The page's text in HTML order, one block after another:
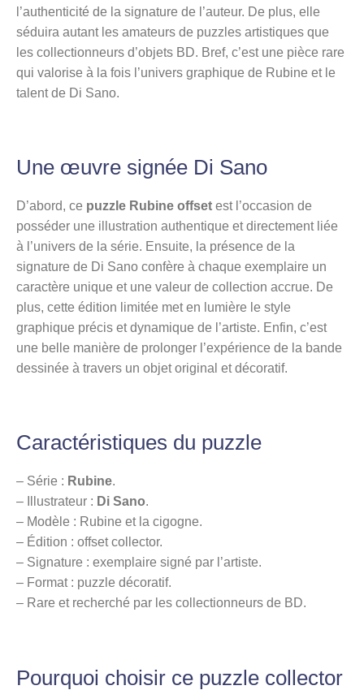
l’authenticité de la signature de l’auteur. De plus, elle
séduira autant les amateurs de puzzles artistiques que
les collectionneurs d’objets BD. Bref, c’est une pièce rare
qui valorise à la fois l’univers graphique de Rubine et le
talent de Di Sano.
Une œuvre signée Di Sano
D’abord, ce puzzle Rubine offset est l’occasion de
posséder une illustration authentique et directement liée
à l’univers de la série. Ensuite, la présence de la
signature de Di Sano confère à chaque exemplaire un
caractère unique et une valeur de collection accrue. De
plus, cette édition limitée met en lumière le style
graphique précis et dynamique de l’artiste. Enfin, c’est
une belle manière de prolonger l’expérience de la bande
dessinée à travers un objet original et décoratif.
Caractéristiques du puzzle
– Série : Rubine.
– Illustrateur : Di Sano.
– Modèle : Rubine et la cigogne.
– Édition : offset collector.
– Signature : exemplaire signé par l’artiste.
– Format : puzzle décoratif.
– Rare et recherché par les collectionneurs de BD.
Pourquoi choisir ce puzzle collector